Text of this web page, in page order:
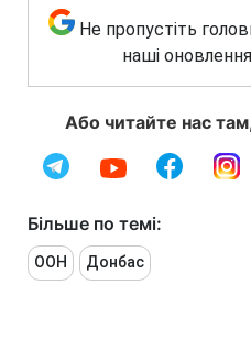
Не пропустіть
наші
Або читайте нас
Більше по темі:
ООН Донбас